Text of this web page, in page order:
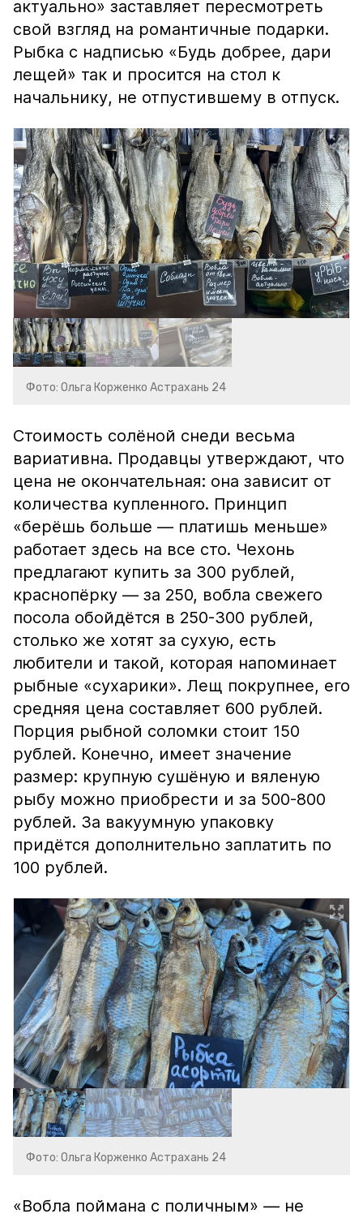
актуально» заставляет пересмотреть
свой взгляд на романтичные подарки.
Рыбка с надписью «Будь добрее, дари
лещей» так и просится на стол к
начальнику, не отпустившему в отпуск.
Фото: Ольга Корженко Астрахань 24
Стоимость солёной снеди весьма
вариативна. Продавцы утверждают, что
цена не окончательная: она зависит от
количества купленного. Принцип
«берёшь больше — платишь меньше»
работает здесь на все сто. Чехонь
предлагают купить за 300 рублей,
краснопёрку — за 250, вобла свежего
посола обойдётся в 250-300 рублей,
столько же хотят за сухую, есть
любители и такой, которая напоминает
рыбные «сухарики». Лещ покрупнее, его
средняя цена составляет 600 рублей.
Порция рыбной соломки стоит 150
рублей. Конечно, имеет значение
размер: крупную сушёную и вяленую
рыбу можно приобрести и за 500-800
рублей. За вакуумную упаковку
придётся дополнительно заплатить по
100 рублей.
Фото: Ольга Корженко Астрахань 24
«Вобла поймана с поличным» — не